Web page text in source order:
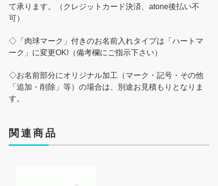
て承ります。（クレジットカード決済、atone後払い不
可）
◇「肉球マーク」付きのお名前入れタイプは「ハートマ
ーク」に変更OK!（備考欄にご指示下さい）
◇お名前部分にオリジナル加工（マーク・記号・その他
「追加・削除」等）の場合は、別途お見積もりとなりま
す。
関連商品